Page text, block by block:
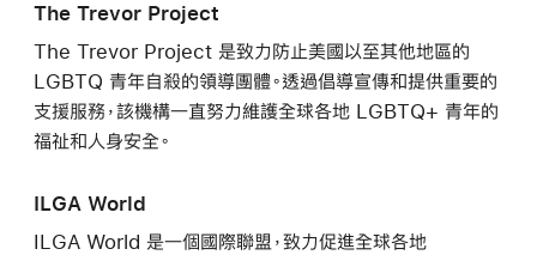
The Trevor Project
The Trevor Project 是致力防止美國以至其他地區的
LGBTQ 青年自殺的領導團體。透過倡導宣傳和提供重要的
支援服務，該機構一直努力維護全球各地 LGBTQ+ 青年的
福祉和人身安全。
ILGA World
ILGA World 是一個國際聯盟，致力促進全球各地